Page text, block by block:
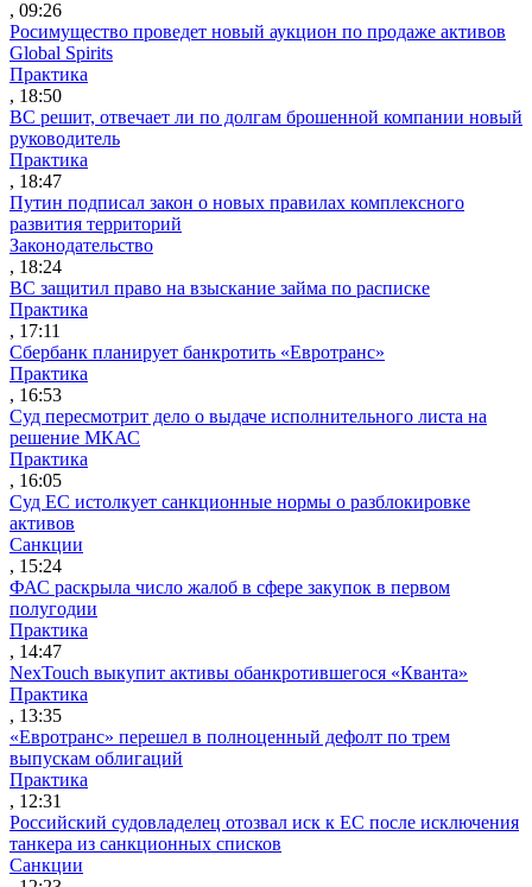
, 09:26
Росимущество проведет новый аукцион по продаже активов
Global Spirits
Практика
, 18:50
ВС решит, отвечает ли по долгам брошенной компании новый
руководитель
Практика
, 18:47
Путин подписал закон о новых правилах комплексного
развития территорий
Законодательство
, 18:24
ВС защитил право на взыскание займа по расписке
Практика
, 17:11
Сбербанк планирует банкротить «Евротранс»
Практика
, 16:53
Суд пересмотрит дело о выдаче исполнительного листа на
решение МКАС
Практика
, 16:05
Суд ЕС истолкует санкционные нормы о разблокировке
активов
Санкции
, 15:24
ФАС раскрыла число жалоб в сфере закупок в первом
полугодии
Практика
, 14:47
NexTouch выкупит активы обанкротившегося «Кванта»
Практика
, 13:35
«Евротранс» перешел в полноценный дефолт по трем
выпускам облигаций
Практика
, 12:31
Российский судовладелец отозвал иск к ЕС после исключения
танкера из санкционных списков
Санкции